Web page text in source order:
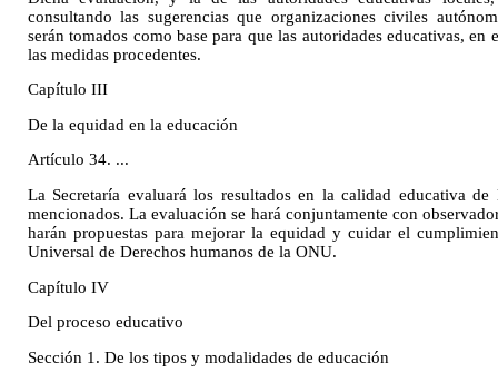
consultando las sugerencias que organizaciones civiles
serán tomados como base para que las autoridades educativas,
las medidas procedentes.
Capítulo III
De la equidad en la educación
Artículo 34. ...
La Secretaría evaluará los resultados en la calidad educativa de
mencionados. La evaluación se hará conjuntamente con
harán propuestas para mejorar la equidad y cuidar el
Universal de Derechos humanos de la ONU.
Capítulo IV
Del proceso educativo
Sección 1. De los tipos y modalidades de educación